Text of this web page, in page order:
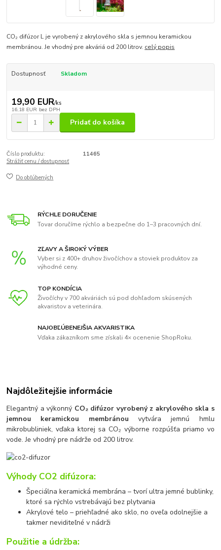
CO₂ difúzor L je vyrobený z akrylového skla s jemnou keramickou
membránou. Je vhodný pre akváriá od 200 litrov. celý popis
Dostupnosť Skladom
19,90 EUR/ks
16,18 EUR bez DPH
Pridať do košíka
Číslo produktu:
11465
Strážiť cenu / dostupnosť
Do obľúbených
RÝCHLE DORUČENIE
Tovar doručíme rýchlo a bezpečne do 1–3 pracovných dní.
ZĽAVY A ŠIROKÝ VÝBER
Vyber si z 400+ druhov živočíchov a stoviek produktov za
výhodné ceny.
TOP KONDÍCIA
Živočíchy v 700 akváriách sú pod dohľadom skúsených
akvaristov a veterinára.
NAJOBĽÚBENEJŠIA AKVARISTIKA
Vďaka zákazníkom sme získali 4× ocenenie ShopRoku.
Najdôležitejšie informácie
Elegantný a výkonný CO₂ difúzor vyrobený z akrylového skla s
jemnou keramickou membránouvytvára jemnú hmlu
mikrobubliniek, vďaka ktorej sa CO₂ výborne rozpúšťa priamo vo
vode. Je vhodný pre nádrže od 200 litrov.
Výhody CO2 difúzora:
Špeciálna keramická membrána – tvorí ultra jemné bublinky,
ktoré sa rýchlo vstrebávajú bez plytvania
Akrylové telo – priehľadné ako sklo, no oveľa odolnejšie a
takmer neviditeľné v nádrži
Použitie a údržba: